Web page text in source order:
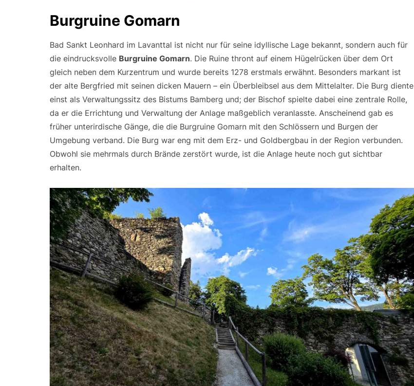
Burgruine Gomarn
Bad Sankt Leonhard im Lavanttal ist nicht nur für seine idyllische Lage bekannt, sondern auch für
die eindrucksvolle Burgruine Gomarn. Die Ruine thront auf einem Hügelrücken über dem Ort
gleich neben dem Kurzentrum und wurde bereits 1278 erstmals erwähnt. Besonders markant ist
der alte Bergfried mit seinen dicken Mauern – ein Überbleibsel aus dem Mittelalter. Die Burg diente
einst als Verwaltungssitz des Bistums Bamberg und; der Bischof spielte dabei eine zentrale Rolle,
da er die Errichtung und Verwaltung der Anlage maßgeblich veranlasste. Anscheinend gab es
früher unterirdische Gänge, die die Burgruine Gomarn mit den Schlössern und Burgen der
Umgebung verband. Die Burg war eng mit dem Erz- und Goldbergbau in der Region verbunden.
Obwohl sie mehrmals durch Brände zerstört wurde, ist die Anlage heute noch gut sichtbar
erhalten.